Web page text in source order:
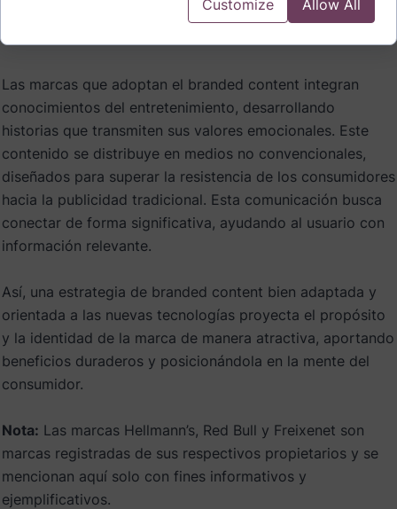
mediático en España, creando expectativa y reforzando
su identidad de marca.
Las marcas que adoptan el branded content integran
conocimientos del entretenimiento, desarrollando
historias que transmiten sus valores emocionales. Este
contenido se distribuye en medios no convencionales,
diseñados para superar la resistencia de los consumidores
hacia la publicidad tradicional. Esta comunicación busca
conectar de forma significativa, ayudando al usuario con
información relevante.
Así, una estrategia de branded content bien adaptada y
orientada a las nuevas tecnologías proyecta el propósito
y la identidad de la marca de manera atractiva, aportando
beneficios duraderos y posicionándola en la mente del
consumidor.
Nota: Las marcas Hellmann’s, Red Bull y Freixenet son
marcas registradas de sus respectivos propietarios y se
mencionan aquí solo con fines informativos y
ejemplificativos.
Customize Allow All